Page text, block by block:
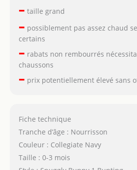
– taille grand
– possiblement pas assez chaud
certains
– rabats non rembourrés
chaussons
– prix potentiellement élevé sans
Fiche technique
Tranche d’âge : Nourrisson
Couleur : Collegiate Navy
Taille : 0-3 mois